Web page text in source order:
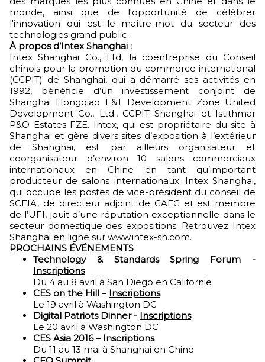
monde, ainsi que de l'opportunité de célébrer
l'innovation qui est le maître-mot du secteur des
technologies grand public.
À propos d’Intex Shanghai :
Intex Shanghai Co., Ltd, la coentreprise du Conseil
chinois pour la promotion du commerce international
(CCPIT) de Shanghai, qui a démarré ses activités en
1992, bénéficie d’un investissement conjoint de
Shanghai Hongqiao E&T Development Zone United
Development Co., Ltd., CCPIT Shanghai et Istithmar
P&O Estates FZE. Intex, qui est propriétaire du site à
Shanghai et gère divers sites d’exposition à l’extérieur
de Shanghai, est par ailleurs organisateur et
coorganisateur d’environ 10 salons commerciaux
internationaux en Chine en tant qu’important
producteur de salons internationaux. Intex Shanghai,
qui occupe les postes de vice-président du conseil de
SCEIA, de directeur adjoint de CAEC et est membre
de l’UFI, jouit d’une réputation exceptionnelle dans le
secteur domestique des expositions. Retrouvez Intex
Shanghai en ligne sur www.intex-sh.com.
PROCHAINS ÉVÉNEMENTS
Technology & Standards Spring Forum -
Inscriptions
Du 4 au 8 avril à San Diego en Californie
CES on the Hill – Inscriptions
Le 19 avril à Washington DC
Digital Patriots Dinner - Inscriptions
Le 20 avril à Washington DC
CES Asia 2016 – Inscriptions
Du 11 au 13 mai à Shanghai en Chine